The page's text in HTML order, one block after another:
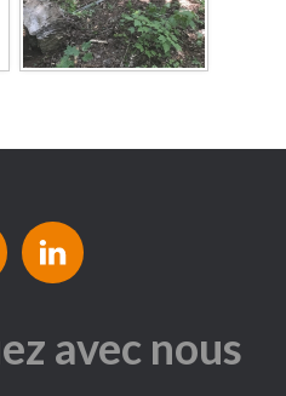
avec nous